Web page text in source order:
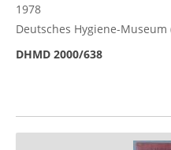
1978
Deutsches Hygiene-Museum
DHMD 2000/638